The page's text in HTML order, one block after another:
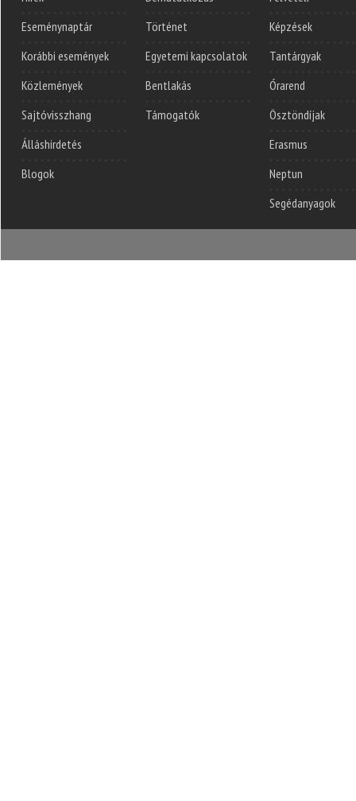
Eseménynaptár
Korábbi események
Közlemények
Sajtóvisszhang
Álláshirdetés
Blogok
Történet
Egyetemi kapcsolatok
Bentlakás
Támogatók
Képzések
Tantárgyak
Órarend
Ösztöndíjak
Erasmus
Neptun
Segédanyagok